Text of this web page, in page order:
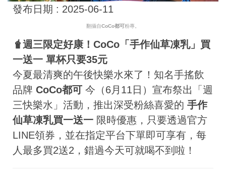
發布日期 : 2025-06-11
翻攝自CoCo都可粉專。
🧋週三限定好康！CoCo「手作仙草凍乳」買
一送一 單杯只要35元
今夏最清爽的午後快樂水來了！知名手搖飲
品牌 CoCo都可 今（6月11日）宣布祭出「週
三快樂水」活動，推出深受粉絲喜愛的 手作
仙草凍乳買一送一 限時優惠，只要透過官方
LINE領券，並在指定平台下單即可享有，每
人最多買2送2，錯過今天可就喝不到啦！